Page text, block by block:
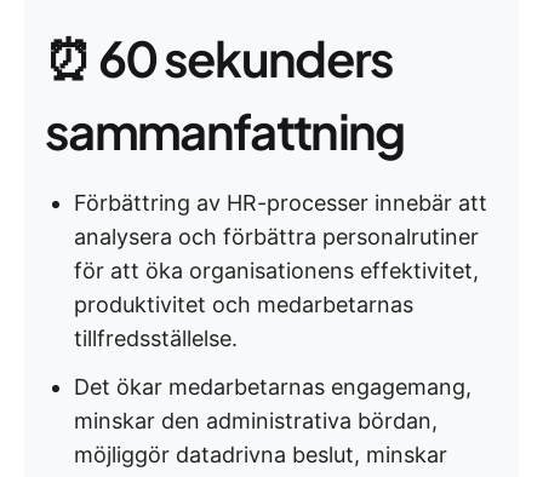
⏰ 60 sekunders
sammanfattning
Förbättring av HR-processer innebär att
analysera och förbättra personalrutiner
för att öka organisationens effektivitet,
produktivitet och medarbetarnas
tillfredsställelse.
Det ökar medarbetarnas engagemang,
minskar den administrativa bördan,
möjliggör datadrivna beslut, minskar